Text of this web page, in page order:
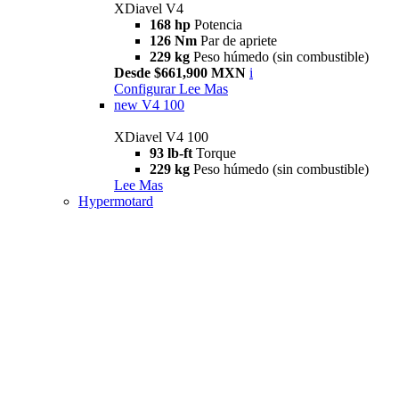
XDiavel V4
168 hp Potencia
126 Nm Par de apriete
229 kg Peso húmedo (sin combustible)
Desde $661,900 MXN i
Configurar Lee Mas
new V4 100
XDiavel V4 100
93 lb-ft Torque
229 kg Peso húmedo (sin combustible)
Lee Mas
Hypermotard